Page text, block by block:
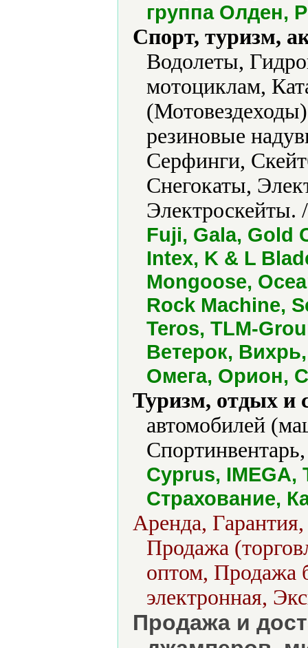
группа Олден,
Спорт, туризм,
Водолеты,
мотоциклам,
резиновые
Серфинги,
Снегокаты,
Электроскейты.
Fuji, Gala, Gold
Intex, K & L
Mongoose,
Rock Machine,
Teros, TLM-
Ветерок,
Омега, Орион,
Туризм, отдых и
автомобилей
Cyprus, IMEGA,
Страхование,
Аренда,
Продажа
оптом, Продажа
электронная,
Продажа и